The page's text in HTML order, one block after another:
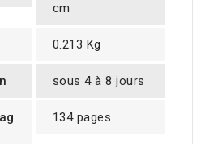
cm
0.213 Kg
sous 4 à 8 jours
134 pages